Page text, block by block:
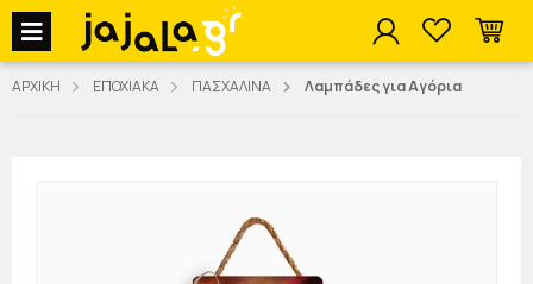
jajala Menu
ΑΡΧΙΚΗ ΕΠΟΧΙΑΚΑ ΠΑΣΧΑΛΙΝΑ Λαμπάδες για Αγόρια